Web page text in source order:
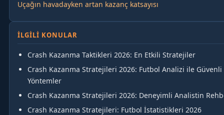
Uçağın havadayken artan kazanç katsayısı
İLGILI KONULAR
Crash Kazanma Taktikleri 2026: En Etkili Stratejiler
Crash Kazanma Stratejileri 2026: Futbol Analizi ile Güvenli
Yöntemler
Crash Kazanma Stratejileri 2026: Deneyimli Analistin
Crash Kazanma Stratejileri: Futbol İstatistikleri 2026